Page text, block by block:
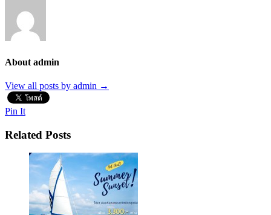
About admin
View all posts by admin →
Pin It
Related Posts